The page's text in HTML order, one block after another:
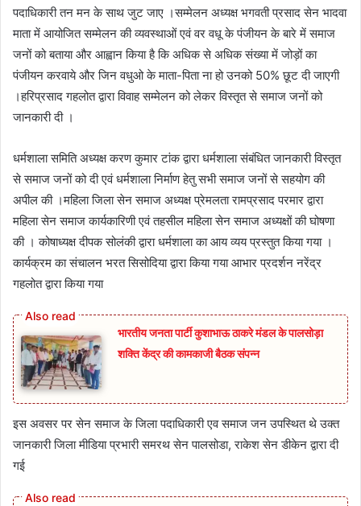
पदाधिकारी तन मन के साथ जुट जाए ।सम्मेलन अध्यक्ष भगवती प्रसाद सेन भादवा
माता में आयोजित सम्मेलन की व्यवस्थाओं एवं वर वधू के पंजीयन के बारे में समाज
जनों को बताया और आह्वान किया है कि अधिक से अधिक संख्या में जोड़ों का
पंजीयन करवाये और जिन वधुओ के माता-पिता ना हो उनको 50% छूट दी जाएगी
।हरिप्रसाद गहलोत द्वारा विवाह सम्मेलन को लेकर विस्तृत से समाज जनों को
जानकारी दी ।
धर्मशाला समिति अध्यक्ष करण कुमार टांक द्वारा धर्मशाला संबंधित जानकारी विस्तृत
से समाज जनों को दी एवं धर्मशाला निर्माण हेतु सभी समाज जनों से सहयोग की
अपील की ।महिला जिला सेन समाज अध्यक्ष प्रेमलता रामप्रसाद परमार द्वारा
महिला सेन समाज कार्यकारिणी एवं तहसील महिला सेन समाज अध्यक्षों की घोषणा
की । कोषाध्यक्ष दीपक सोलंकी द्वारा धर्मशाला का आय व्यय प्रस्तुत किया गया ।
कार्यक्रम का संचालन भरत सिसोदिया द्वारा किया गया आभार प्रदर्शन नरेंद्र
गहलोत द्वारा किया गया
भारतीय जनता पार्टी कुशाभाऊ ठाकरे मंडल के पालसोड़ा
शक्ति केंद्र की कामकाजी बैठक संपन्न
इस अवसर पर सेन समाज के जिला पदाधिकारी एव समाज जन उपस्थित थे उक्त
जानकारी जिला मीडिया प्रभारी समरथ सेन पालसोडा, राकेश सेन डीकेन द्वारा दी
गई